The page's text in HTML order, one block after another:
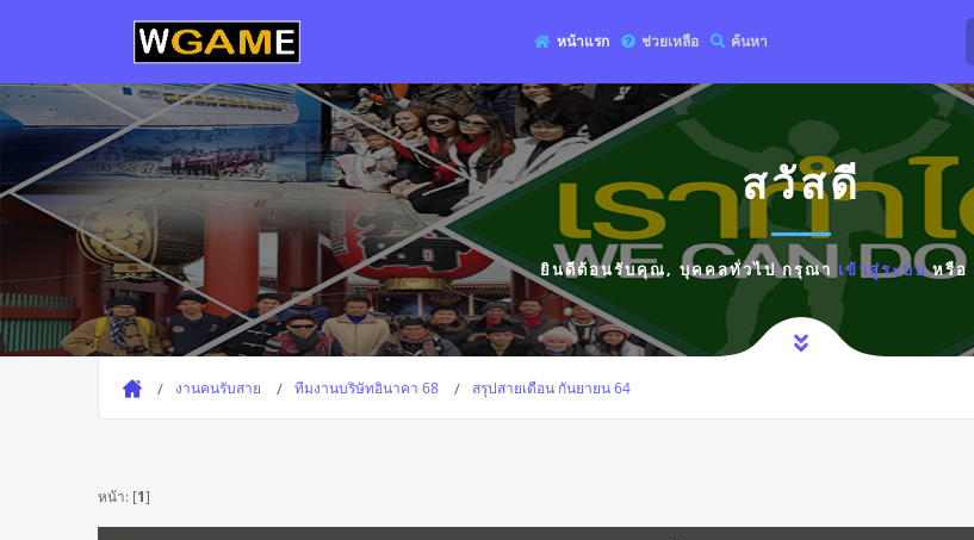
หน้าแรก ช่วยเหลือ ค้นหา
สวัสดี
ยินดีต้อนรับคุณ, บุคคลทั่วไปกรุณา เข้าสู่ระบบหรือ
งานคนรับสาย ทีมงานบริษัทอินาคา 68 สรุปสายเดือน กันยายน 64
หน้า: [1]